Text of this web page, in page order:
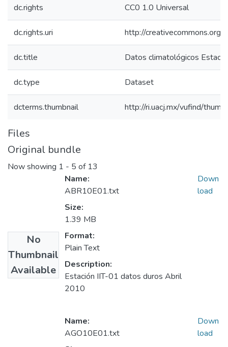
dc.rights CC0 1.0 Universal
dc.rights.uri http://creativecommons.org/
dc.title Datos climatológicos
dc.type Dataset
dcterms.thumbnail http://ri.uacj.mx/vufind/
Files
Original bundle
Now showing 1 - 5 of 13
No
Thumbnail
Available
Name:
ABR10E01.txt
Size:
1.39 MB
Format:
Plain Text
Description:
Estación IIT-01 datos duros Abril
2010
Down
load
Name:
AGO10E01.txt
Down
load